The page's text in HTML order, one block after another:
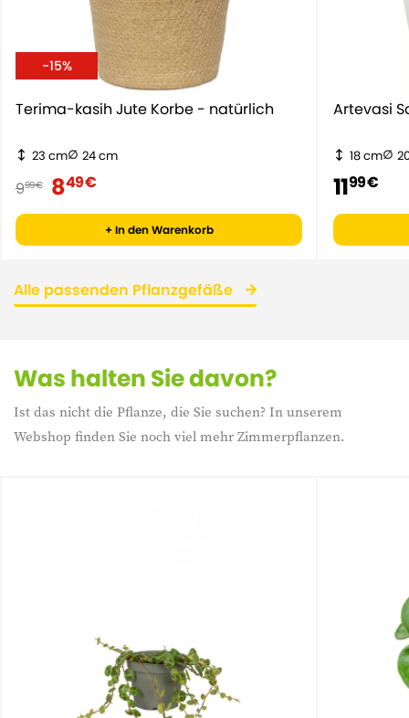
-15%
Terima-kasih Jute Korbe - natürlich
23 cm 24 cm
999 € 849 €
+ In den Warenkorb
Artevasi
18 cm
1199 €
Alle passenden Pflanzgefäße
Was halten Sie davon?
Ist das nicht die Pflanze, die Sie suchen? In unserem
Webshop finden Sie noch viel mehr Zimmerpflanzen.